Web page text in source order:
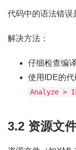
代码中的语法错误
解决方法：
仔细检查编
使用IDE的
Analyze >
3.2 资源文